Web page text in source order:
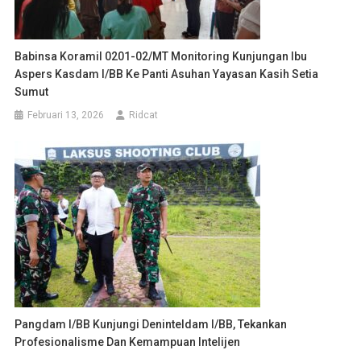
Babinsa Koramil 0201-02/MT Monitoring Kunjungan Ibu
Aspers Kasdam I/BB Ke Panti Asuhan Yayasan Kasih Setia
Sumut
Februari 13, 2026 Ridcat
Pangdam I/BB Kunjungi Deninteldam I/BB, Tekankan
Profesionalisme Dan Kemampuan Intelijen